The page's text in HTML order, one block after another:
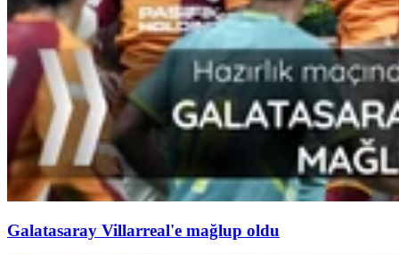
Galatasaray Villarreal'e mağlup oldu